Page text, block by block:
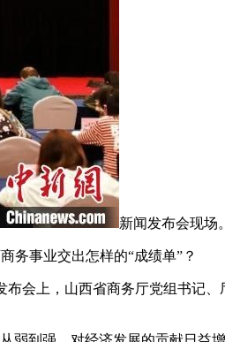
新闻发布会现
事业交出怎样的“成绩单”？
上，山西省商务厅党组书记